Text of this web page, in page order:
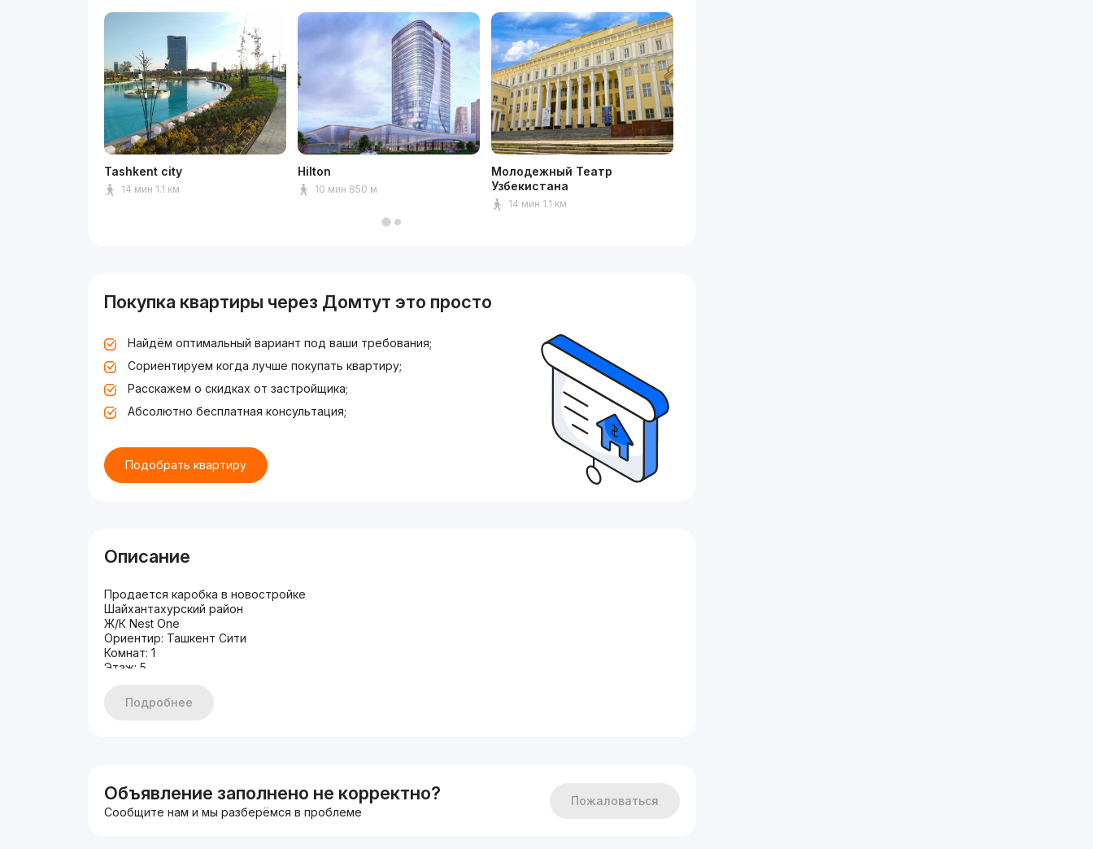
Tashkent city
14 мин 1.1 км
Hilton
10 мин 850 м
Молодежный Театр
Узбекистана
14 мин 1.1 км
Покупка квартиры через Домтут это просто
Найдём оптимальный вариант под ваши требования;
Сориентируем когда лучше покупать квартиру;
Расскажем о скидках от застройщика;
Абсолютно бесплатная консультация;
Подобрать квартиру
Описание
Продается каробка в новостройке
Шайхантахурский район
Ж/К Nest One
Ориентир: Ташкент Сити
Комнат: 1
Этаж: 5
Общая площадь: 45 м2
Состояние: каробка
https://t.me/davron8888
Подробнее
Объявление заполнено не корректно?
Сообщите нам и мы разберёмся в проблеме
Пожаловаться